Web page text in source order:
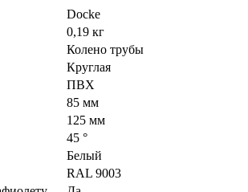
Docke
0,19 кг
Колено трубы
Круглая
ПВХ
85 мм
125 мм
45 °
Белый
RAL 9003